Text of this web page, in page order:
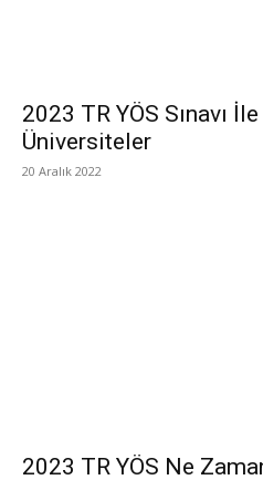
2023 TR YÖS Sınavı
Üniversiteler
20 Aralık 2022
2023 TR YÖS Ne